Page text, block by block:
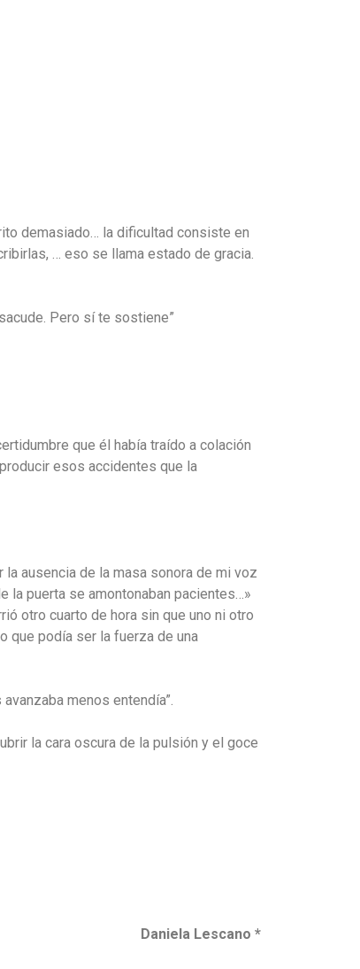
demasiado… la dificultad consiste en
… eso se llama estado de gracia.
Pero sí te sostiene”
que él había traído a colación
esos accidentes que la
ausencia de la masa sonora de mi voz
la puerta se amontonaban pacientes…»
otro cuarto de hora sin que uno ni otro
que podía ser la fuerza de una
menos entendía”.
la cara oscura de la pulsión y el goce
Lescano *